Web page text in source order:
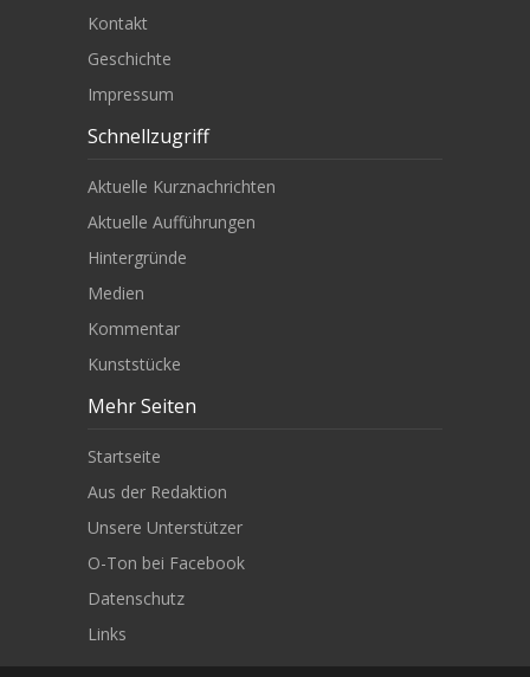
Kontakt
Geschichte
Impressum
Schnellzugriff
Aktuelle Kurznachrichten
Aktuelle Aufführungen
Hintergründe
Medien
Kommentar
Kunststücke
Mehr Seiten
Startseite
Aus der Redaktion
Unsere Unterstützer
O-Ton bei Facebook
Datenschutz
Links